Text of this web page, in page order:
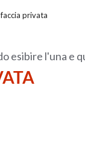
privata
esibire l'una e